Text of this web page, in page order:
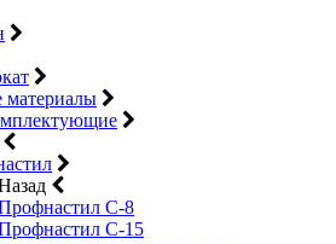
материалы
С-8
С-15